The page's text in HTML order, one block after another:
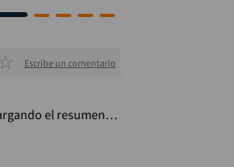
Escribe un comentario
el resumen…